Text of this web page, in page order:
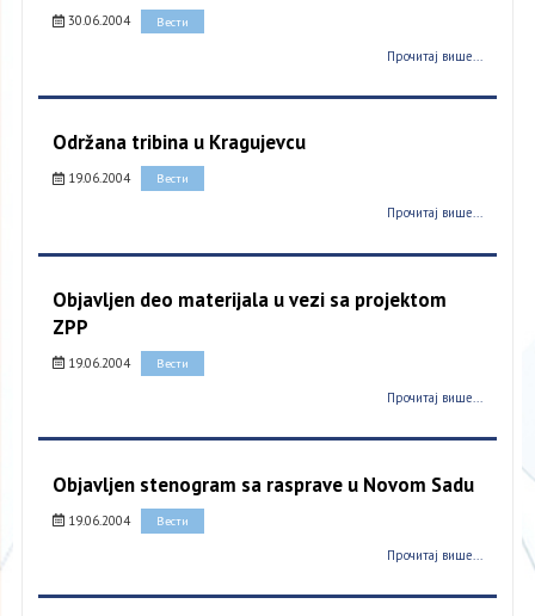
30.06.2004 Вести
Прочитај више...
Održana tribina u Kragujevcu
19.06.2004 Вести
Прочитај више...
Objavljen deo materijala u vezi sa projektom
ZPP
19.06.2004 Вести
Прочитај више...
Objavljen stenogram sa rasprave u Novom Sadu
19.06.2004 Вести
Прочитај више...